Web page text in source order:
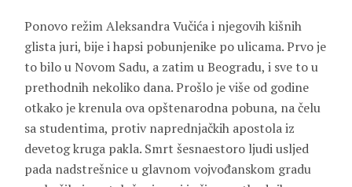
Ponovo režim Aleksandra Vučića i njegovih kišnih
glista juri, bije i hapsi pobunjenike po ulicama. Prvo je
to bilo u Novom Sadu, a zatim u Beogradu, i sve to u
prethodnih nekoliko dana. Prošlo je više od godine
otkako je krenula ova opštenarodna pobuna, na čelu
sa studentima, protiv naprednjačkih apostola iz
devetog kruga pakla. Smrt šesnaestoro ljudi usljed
pada nadstrešnice u glavnom vojvođanskom gradu